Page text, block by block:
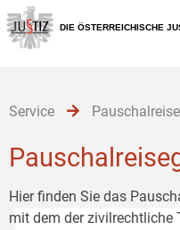
Zur
Hauptnavigation
[1]
Zum
Inhalt
[2]
Zum
Untermenü
[3]
DIE ÖSTERREICHISCHE
Service
Hier finden Sie das
mit dem der zivilrechtliche